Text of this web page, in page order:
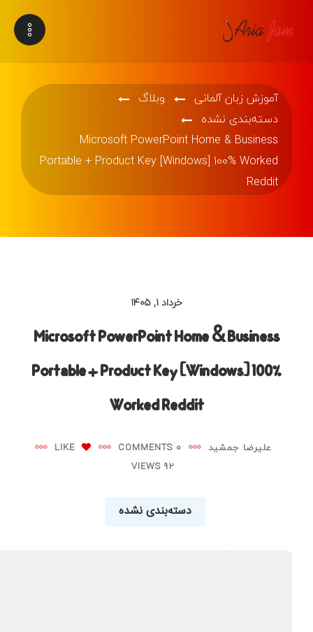
آموزش زبان آلمانی
وبلاگ
دسته‌بندی نشده
Microsoft PowerPoint Home & Business
Portable + Product Key [Windows] 100% Worked
Reddit
خرداد ۱, ۱۴۰۵
Microsoft PowerPoint Home & Business
Portable + Product Key [Windows] 100%
Worked Reddit
علیرضا جمشید 0 COMMENTS
LIKE
92 VIEWS
دسته‌بندی نشده